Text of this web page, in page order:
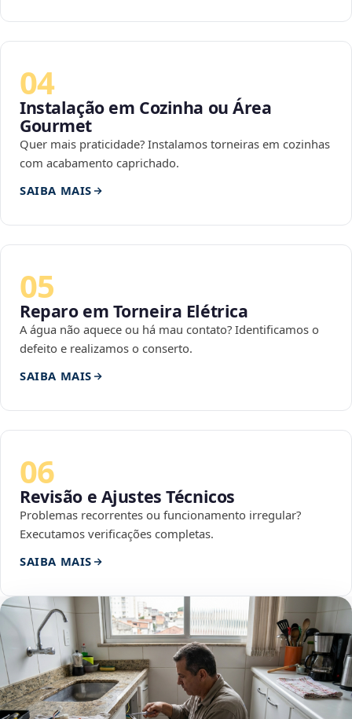
04
Instalação em Cozinha ou Área
Gourmet
Quer mais praticidade? Instalamos torneiras em cozinhas
com acabamento caprichado.
SAIBA MAIS
05
Reparo em Torneira Elétrica
A água não aquece ou há mau contato? Identificamos o
defeito e realizamos o conserto.
SAIBA MAIS
06
Revisão e Ajustes Técnicos
Problemas recorrentes ou funcionamento irregular?
Executamos verificações completas.
SAIBA MAIS